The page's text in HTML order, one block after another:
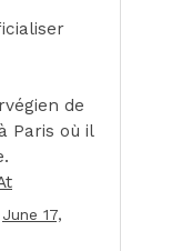
de
Paris où il
June 17,